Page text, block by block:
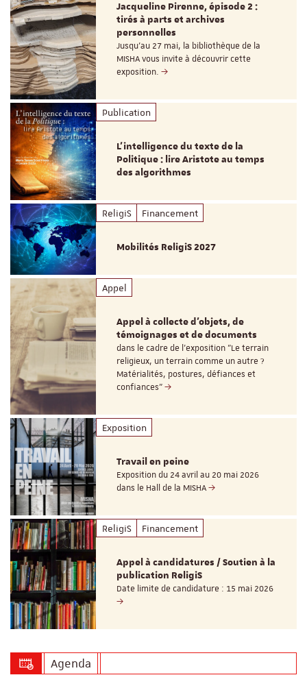
Jacqueline Pirenne, épisode 2 :
tirés à parts et archives
personnelles
Jusqu’au 27 mai, la bibliothèque de la
MISHA vous invite à découvrir cette
exposition.
Publication
L’intelligence du texte de la
Politique : lire Aristote au temps
des algorithmes
ReligiS Financement
Mobilités ReligiS 2027
Appel
Appel à collecte d'objets, de
témoignages et de documents
dans le cadre de l'exposition "Le terrain
religieux, un terrain comme un autre ?
Matérialités, postures, défiances et
confiances"
Exposition
Travail en peine
Exposition du 24 avril au 20 mai 2026
dans le Hall de la MISHA
ReligiS Financement
Appel à candidatures / Soutien à la
publication ReligiS
Date limite de candidature : 15 mai 2026
Agenda